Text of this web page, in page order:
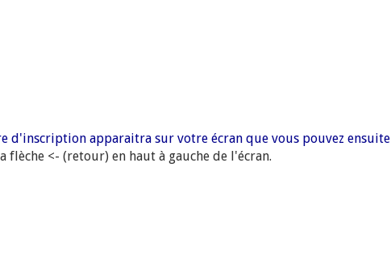
apparaitra sur votre écran que vous pouvez ensuite
<- (retour) en haut à gauche de l'écran.